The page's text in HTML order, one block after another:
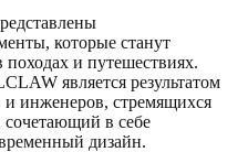
которые станут
и путешествиях.
является результатом
и инженеров, стремящихся
сочетающий в себе
дизайн.